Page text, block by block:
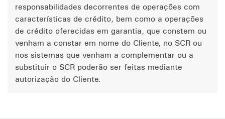
responsabilidades decorrentes de operações com
características de crédito, bem como a operações
de crédito oferecidas em garantia, que constem ou
venham a constar em nome do Cliente, no SCR ou
nos sistemas que venham a complementar ou a
substituir o SCR poderão ser feitas mediante
autorização do Cliente.